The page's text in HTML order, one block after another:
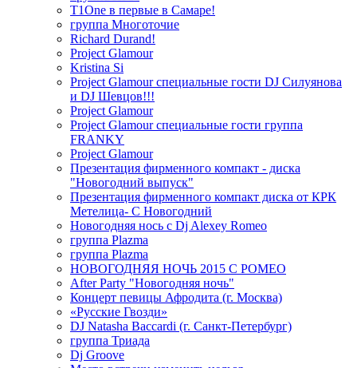
T1One в первые в Самаре!
группа Многоточие
Richard Durand!
Project Glamour
Kristina Si
Project Glamour специальные гости DJ Силуянова
и DJ Шевцов!!!
Project Glamour
Project Glamour специальные гости группа
FRANKY
Project Glamour
Презентация фирменного компакт - диска
"Новогодний выпуск"
Презентация фирменного компакт диска от КРК
Метелица- С Новогодний
Новогодняя нось с Dj Alexey Romeo
группа Plazma
группа Plazma
НОВОГОДНЯЯ НОЧЬ 2015 C РОМЕО
After Party "Новогодняя ночь"
Концерт певицы Афродита (г. Москва)
«Русские Гвозди»
DJ Natasha Baccardi (г. Санкт-Петербург)
группа Триада
Dj Groove